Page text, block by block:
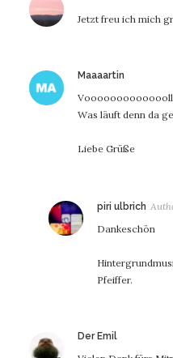
Jetzt freu ich mich
Maaaartin
Voooooooooooooll
Was läuft denn da
Liebe Grüße
piri ulbrich
Dankeschön
Pfeiffer.
Der Emilsagt: